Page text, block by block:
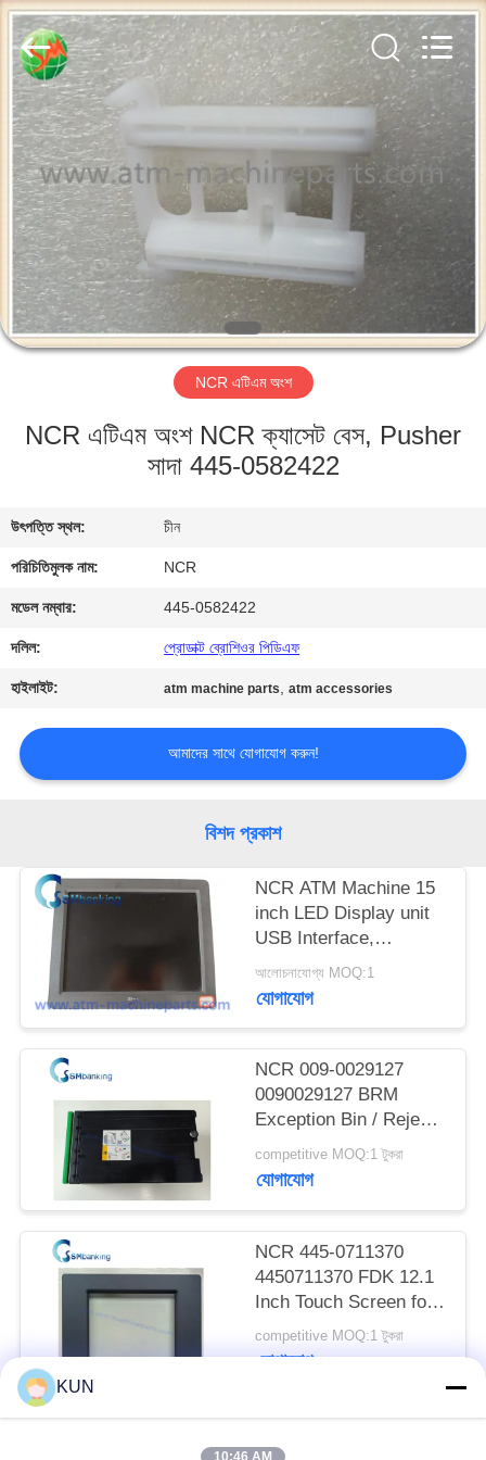
বাড়ি
পণ্য
আমাদের
সম্পর্কে
কারখানা
যোগাযোগ
করুন
খবর
উদ্ধৃতির
জন্য
সাইট
PRIVACY
POLICY
GSM
International
Trade
Co.,Ltd..
Rights
Reserved.
NCR এটিএম অংশ
NCR এটিএম অংশ NCR ক্যাসেট বেস, Pusher
সাদা 445-0582422
উৎপত্তি স্থল: চীন
পরিচিতিমুলক নাম: NCR
মডেল নম্বার: 445-0582422
দলিল: প্রোডাক্ট ব্রোশিওর পিডিএফ
হাইলাইট: atm machine parts,atm accessories
আমাদের সাথে যোগাযোগ করুন!
বিশদ প্রকাশ
NCR ATM Machine 15
inch LED Display unit
USB Interface,
SN:5943-5100-9090;
Power rating 12V-
আলোচনাযোগ্য MOQ:1
যোগাযোগ
NCR 009-0029127
0090029127 BRM
Exception Bin / Reject
Cassette
competitive MOQ:1 টুকরা
যোগাযোগ
NCR 445-0711370
4450711370 FDK 12.1
Inch Touch Screen for
66XX Series ATM
competitive MOQ:1 টুকরা
যোগাযোগ
KUN
10:46 AM